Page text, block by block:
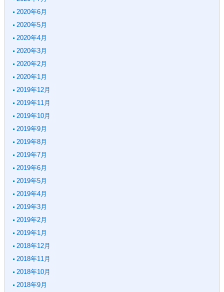
2020年6月
2020年5月
2020年4月
2020年3月
2020年2月
2020年1月
2019年12月
2019年11月
2019年10月
2019年9月
2019年8月
2019年7月
2019年6月
2019年5月
2019年4月
2019年3月
2019年2月
2019年1月
2018年12月
2018年11月
2018年10月
2018年9月